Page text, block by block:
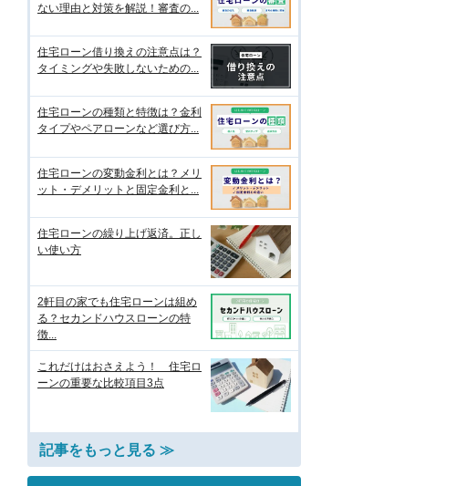
ない理由と対策を解説！審査の...
住宅ローン借り換えの注意点は？
タイミングや失敗しないための...
住宅ローンの種類と特徴は？金利
タイプやペアローンなど選び方...
住宅ローンの変動金利とは？メリ
ット・デメリットと固定金利と...
住宅ローンの繰り上げ返済。正し
い使い方
2軒目の家でも住宅ローンは組め
る？セカンドハウスローンの特
徴...
これだけはおさえよう！ 住宅ロ
ーンの重要な比較項目3点
記事をもっと見る ≫